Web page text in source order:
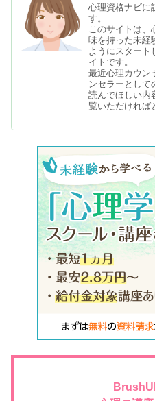
心理資格ナビに
す。
このサイトは
味を持った未経
ようにスタート
イトです。
最近心理カウン
ンセラーとして
読んでほしい内
覧いただければ